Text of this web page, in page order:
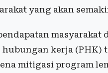
yang akan
kerja
mitigasi program